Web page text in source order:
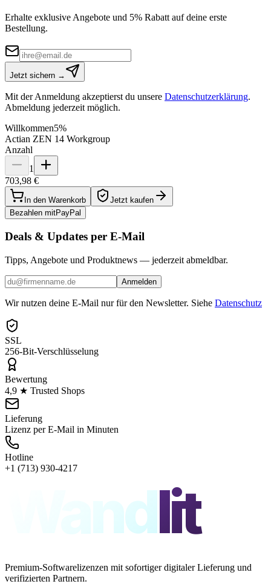
Erhalte exklusive Angebote und 5% Rabatt auf deine erste
Bestellung.
Jetzt sichern →
Mit der Anmeldung akzeptierst du unsere Datenschutzerklärung.
Abmeldung jederzeit möglich.
Willkommen5%
Actian ZEN 14 Workgroup
Anzahl
1
703,98 €
In den Warenkorb
Jetzt kaufen
Bezahlen mitPayPal
Deals & Updates per E-Mail
Tipps, Angebote und Produktnews — jederzeit abmeldbar.
Anmelden
Wir nutzen deine E-Mail nur für den Newsletter. Siehe Datenschutz
SSL
256-Bit-Verschlüsselung
Bewertung
4,9 ★ Trusted Shops
Lieferung
Lizenz per E-Mail in Minuten
Hotline
+1 (713) 930-4217
Wandlit
Premium-Softwarelizenzen mit sofortiger digitaler Lieferung und
verifizierten Partnern.